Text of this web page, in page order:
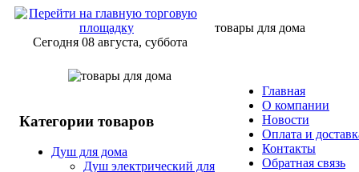
Сегодня 08 августа, суббота
товары для дома
Категории товаров
Душ для дома
Душ электрический для
Главная
О компании
Новости
Оплата и
Контакты
Обратная связь